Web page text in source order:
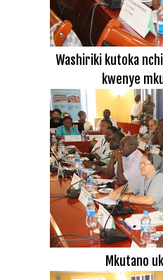
Washiriki kutoka
kwenye
Mkutano